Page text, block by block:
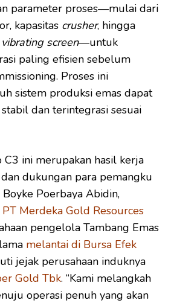
parameter proses—mulai dari
kapasitas crusher, hingga
vibrating screen—untuk
paling efisien sebelum
Proses ini
sistem produksi emas dapat
dan terintegrasi sesuai
C3 ini merupakan hasil kerja
dukungan para pemangku
Boyke Poerbaya Abidin,
PT Merdeka Gold Resources
pengelola Tambang Emas
melantai di Bursa Efek
jejak perusahaan induknya
Gold Tbk. “Kami melangkah
operasi penuh yang akan